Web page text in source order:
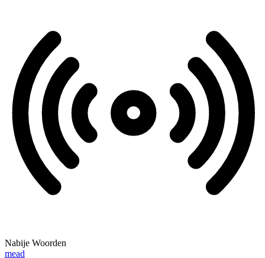
Nabije Woorden
mead